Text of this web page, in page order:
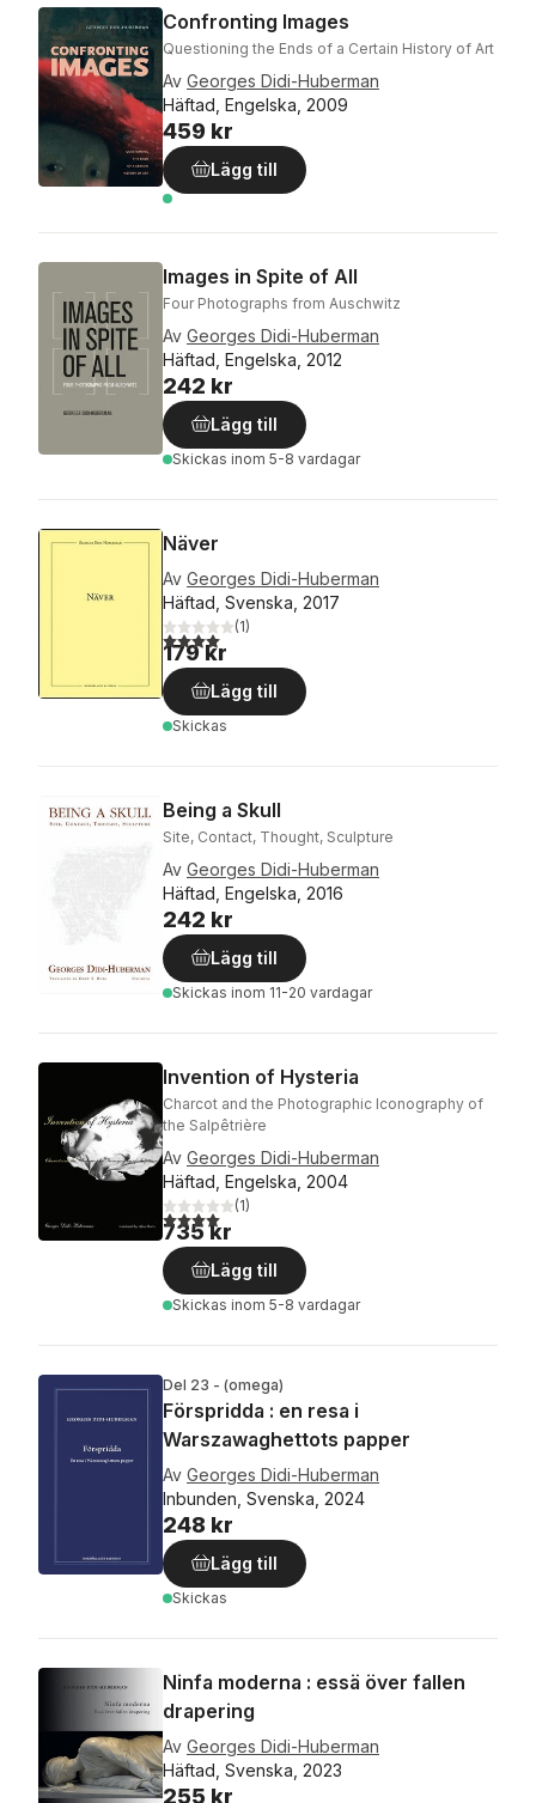
Confronting Images
Questioning the Ends of a Certain History of Art
Av Georges Didi-Huberman
Häftad, Engelska, 2009
459 kr
Lägg till
Images in Spite of All
Four Photographs from Auschwitz
Av Georges Didi-Huberman
Häftad, Engelska, 2012
242 kr
Lägg till
Skickas inom 5-8 vardagar
Näver
Av Georges Didi-Huberman
Häftad, Svenska, 2017
4,0utav 5 stjärnor. Totalt antal röster:
(1)
179 kr
Lägg till
Skickas
Being a Skull
Site, Contact, Thought, Sculpture
Av Georges Didi-Huberman
Häftad, Engelska, 2016
242 kr
Lägg till
Skickas inom 11-20 vardagar
Invention of Hysteria
Charcot and the Photographic Iconography of
the Salpêtrière
Av Georges Didi-Huberman
Häftad, Engelska, 2004
4,0utav 5 stjärnor. Totalt antal röster:
(1)
735 kr
Lägg till
Skickas inom 5-8 vardagar
Del 23 - (omega)
Förspridda : en resa i
Warszawaghettots papper
Av Georges Didi-Huberman
Inbunden, Svenska, 2024
248 kr
Lägg till
Skickas
Ninfa moderna : essä över fallen
drapering
Av Georges Didi-Huberman
Häftad, Svenska, 2023
255 kr